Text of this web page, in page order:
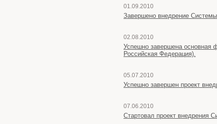
01.09.2010
Завершено внедрение
02.08.2010
Успешно завершена основная
Российская Федерация).
05.07.2010
Успешно завершен проект
07.06.2010
Стартовал проект внедрения